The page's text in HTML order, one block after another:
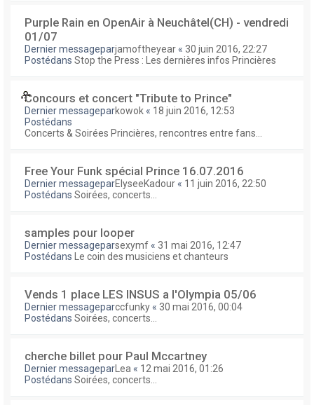
Purple Rain en OpenAir à Neuchâtel(CH) - vendredi
01/07
Dernier messageparjamoftheyear « 30 juin 2016, 22:27
Postédans Stop the Press : Les dernières infos Princières
Concours et concert "Tribute to Prince"
Dernier messageparkowok « 18 juin 2016, 12:53
Postédans
Concerts & Soirées Princières, rencontres entre fans...
Free Your Funk spécial Prince 16.07.2016
Dernier messageparElyseeKadour « 11 juin 2016, 22:50
Postédans Soirées, concerts...
samples pour looper
Dernier messageparsexymf « 31 mai 2016, 12:47
Postédans
Le coin des musiciens et chanteurs
Vends 1 place LES INSUS a l'Olympia 05/06
Dernier messageparccfunky « 30 mai 2016, 00:04
Postédans Soirées, concerts...
cherche billet pour Paul Mccartney
Dernier messagepar Lea « 12 mai 2016, 01:26
Postédans Soirées, concerts...